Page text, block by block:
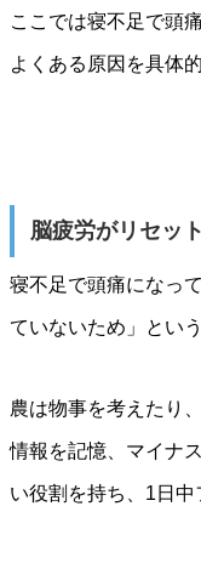
ここでは寝不足で頭
よくある原因を具体
脳疲労がリセッ
寝不足で頭痛になっ
ていないため」とい
農は物事を考えたり
情報を記憶、マイナ
い役割を持ち、1日中